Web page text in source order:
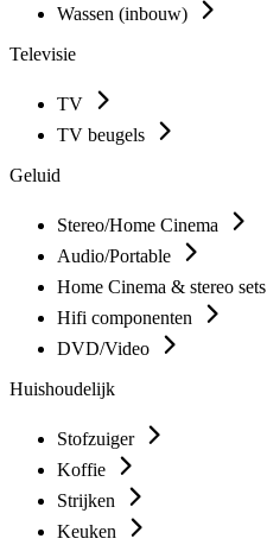
Wassen (inbouw)
Televisie
TV
TV beugels
Geluid
Stereo/Home Cinema
Audio/Portable
Home Cinema & stereo sets
Hifi componenten
DVD/Video
Huishoudelijk
Stofzuiger
Koffie
Strijken
Keuken